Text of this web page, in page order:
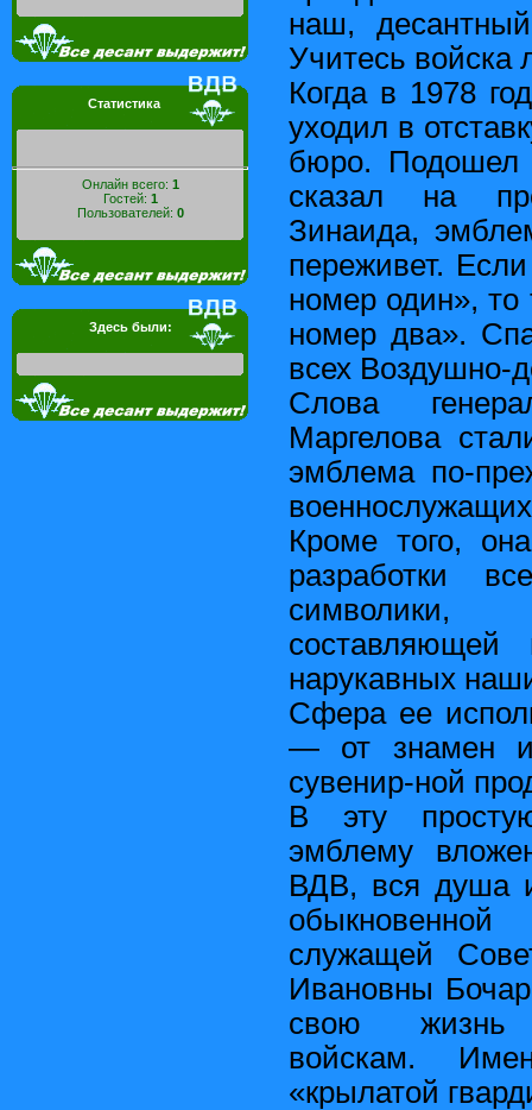
Статистика
Онлайн всего: 1
Гостей: 1
Пользователей: 0
Здесь были:
наш,
Учитесь войска
Когда в 1978
уходил в
бюро. Подошел
сказал на
Зинаида,
переживет.
номер один», то
номер два».
всех Воздушно-
Слова
Маргелова
эмблема по-
Кроме того,
разработки
составляющей
нарукавных
Сфера ее
— от знамен и
сувенир-ной
В эту
эмблему
ВДВ, вся душа
служащей
Ивановны
свою жизнь
войскам.
«крылатой